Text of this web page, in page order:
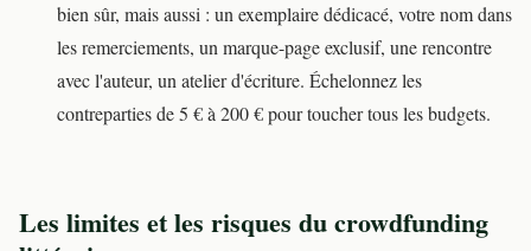
bien sûr, mais aussi : un exemplaire dédicacé, votre nom dans
les remerciements, un marque-page exclusif, une rencontre
avec l'auteur, un atelier d'écriture. Échelonnez les
contreparties de 5 € à 200 € pour toucher tous les budgets.
Les limites et les risques du crowdfunding